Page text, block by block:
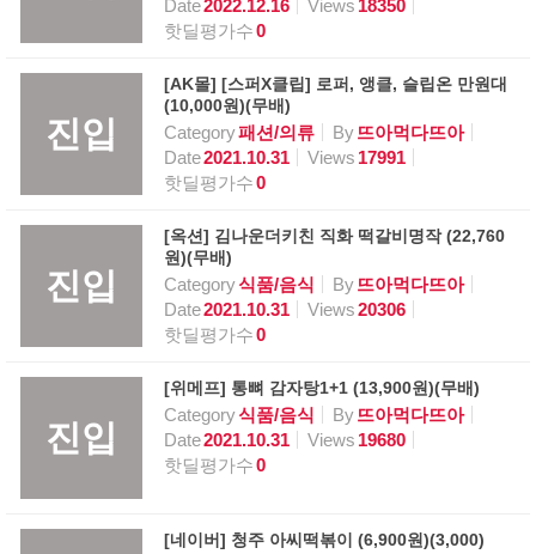
Date2022.12.16 Views 18350
핫딜평가수0
진입
[AK몰] [스퍼X클립] 로퍼, 앵클, 슬립온 만원대
(10,000원)(무배)
Category패션/의류 By뜨아먹다뜨아
Date2021.10.31 Views 17991
핫딜평가수0
진입
[옥션] 김나운더키친 직화 떡갈비명작 (22,760
원)(무배)
Category식품/음식 By뜨아먹다뜨아
Date2021.10.31 Views20306
핫딜평가수0
진입
[위메프] 통뼈 감자탕1+1 (13,900원)(무배)
Category식품/음식 By뜨아먹다뜨아
Date2021.10.31 Views 19680
핫딜평가수0
[네이버] 청주 아씨떡볶이 (6,900원)(3,000)